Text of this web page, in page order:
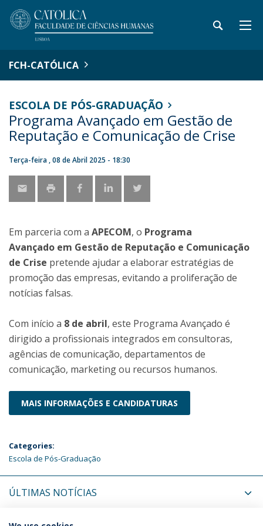
FCH-CATÓLICA
ESCOLA DE PÓS-GRADUAÇÃO
Programa Avançado em Gestão de
Reputação e Comunicação de Crise
Terça-feira , 08 de Abril 2025 - 18:30
Em parceria com a APECOM, o Programa
Avançado em Gestão de Reputação e Comunicação
de Crise pretende ajudar a elaborar estratégias de
promoção das empresas, evitando a proliferação de
notícias falsas.
Com início a 8 de abril, este Programa Avançado é
dirigido a profissionais integrados em consultoras,
agências de comunicação, departamentos de
comunicação, marketing ou recursos humanos.
MAIS INFORMAÇÕES E CANDIDATURAS
Categories:
Escola de Pós-Graduação
ÚLTIMAS NOTÍCIAS